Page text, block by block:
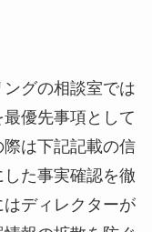
グの相談室では
最優先事項として
は下記記載の信
た事実確認を徹
ディレクターが